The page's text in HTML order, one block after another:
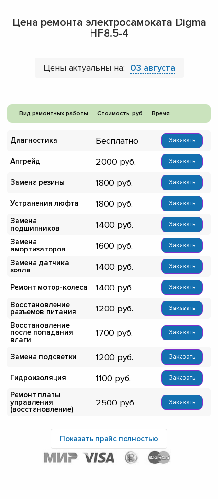
Цена ремонта электросамоката Digma
HF8.5-4
Цены актуальны на: 03 августа
Вид ремонтных работы Стоимость, руб Время
Диагностика Бесплатно Заказать
Апгрейд 2000 Заказать
Замена резины 1800 Заказать
Устранения люфта 1800 Заказать
Замена
подшипников
1400 Заказать
Замена
амортизаторов
1600 Заказать
Замена датчика
холла
1400 Заказать
Ремонт мотор-колеса 1400 Заказать
Восстановление
разъемов питания
1200 Заказать
Восстановление
после попадания
влаги
1700 Заказать
Замена подсветки 1200 Заказать
Гидроизоляция 1100 Заказать
Ремонт платы
управления
(восстановление)
2500 Заказать
Показать прайс полностью